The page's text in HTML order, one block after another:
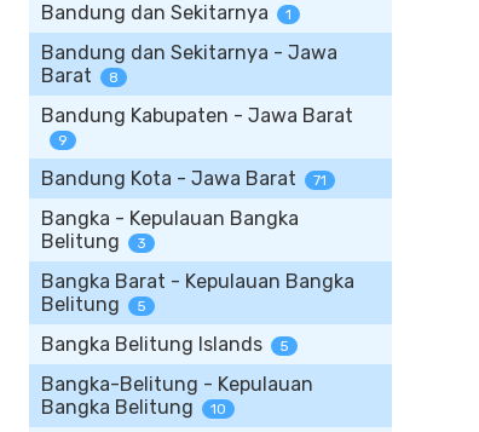
Bandung dan Sekitarnya 1
Bandung dan Sekitarnya - Jawa
Barat
8
Bandung Kabupaten - Jawa Barat
9
Bandung Kota - Jawa Barat 71
Bangka - Kepulauan Bangka
Belitung
3
Bangka Barat - Kepulauan Bangka
Belitung
5
Bangka Belitung Islands 5
Bangka-Belitung - Kepulauan
Bangka Belitung
10